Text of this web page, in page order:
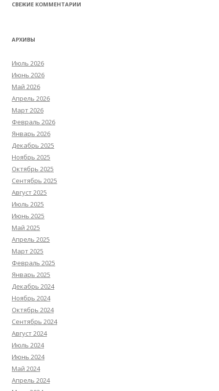
СВЕЖИЕ КОММЕНТАРИИ
АРХИВЫ
Июль 2026
Июнь 2026
Май 2026
Апрель 2026
Март 2026
Февраль 2026
Январь 2026
Декабрь 2025
Ноябрь 2025
Октябрь 2025
Сентябрь 2025
Август 2025
Июль 2025
Июнь 2025
Май 2025
Апрель 2025
Март 2025
Февраль 2025
Январь 2025
Декабрь 2024
Ноябрь 2024
Октябрь 2024
Сентябрь 2024
Август 2024
Июль 2024
Июнь 2024
Май 2024
Апрель 2024